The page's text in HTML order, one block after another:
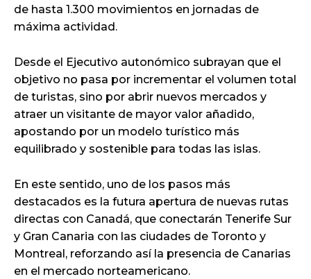
de hasta 1.300 movimientos en jornadas de
máxima actividad.
Desde el Ejecutivo autonómico subrayan que el
objetivo no pasa por incrementar el volumen total
de turistas, sino por abrir nuevos mercados y
atraer un visitante de mayor valor añadido,
apostando por un modelo turístico más
equilibrado y sostenible para todas las islas.
En este sentido, uno de los pasos más
destacados es la futura apertura de nuevas rutas
directas con Canadá, que conectarán Tenerife Sur
y Gran Canaria con las ciudades de Toronto y
Montreal, reforzando así la presencia de Canarias
en el mercado norteamericano.